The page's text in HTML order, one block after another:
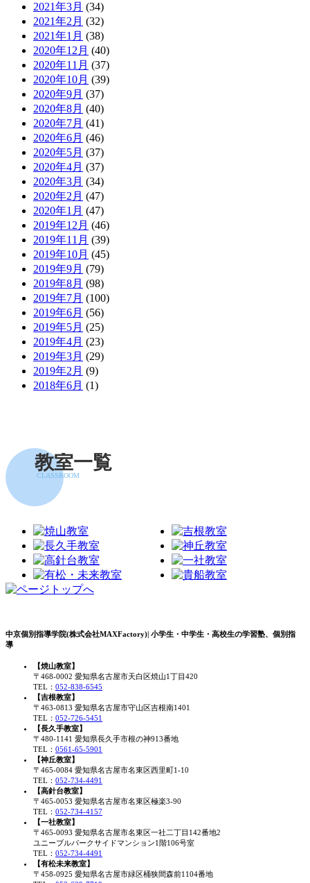
2021年3月 (34)
2021年2月 (32)
2021年1月 (38)
2020年12月 (40)
2020年11月 (37)
2020年10月 (39)
2020年9月 (37)
2020年8月 (40)
2020年7月 (41)
2020年6月 (46)
2020年5月 (37)
2020年4月 (37)
2020年3月 (34)
2020年2月 (47)
2020年1月 (47)
2019年12月 (46)
2019年11月 (39)
2019年10月 (45)
2019年9月 (79)
2019年8月 (98)
2019年7月 (100)
2019年6月 (56)
2019年5月 (25)
2019年4月 (23)
2019年3月 (29)
2019年2月 (9)
2018年6月 (1)
教室一覧
CLASSROOM
中京個別指導学院(株式会社MAXFactory)| 小学生・中学生・高校生の学習塾、個別指
導
【焼山教室】
〒468-0002 愛知県名古屋市天白区焼山1丁目420
TEL： 052-838-6545
【吉根教室】
〒463-0813 愛知県名古屋市守山区吉根南1401
TEL： 052-726-5451
【長久手教室】
〒480-1141 愛知県長久手市根の神913番地
TEL： 0561-65-5901
【神丘教室】
〒465-0084 愛知県名古屋市名東区西里町1-10
TEL： 052-734-4491
【高針台教室】
〒465-0053 愛知県名古屋市名東区極楽3-90
TEL： 052-734-4157
【一社教室】
〒465-0093 愛知県名古屋市名東区一社二丁目142番地2
ユニーブルパークサイドマンション1階106号室
TEL： 052-734-4491
【有松未来教室】
〒458-0925 愛知県名古屋市緑区桶狭間森前1104番地